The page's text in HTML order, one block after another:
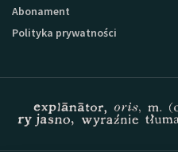
Abonament
Polityka prywatności